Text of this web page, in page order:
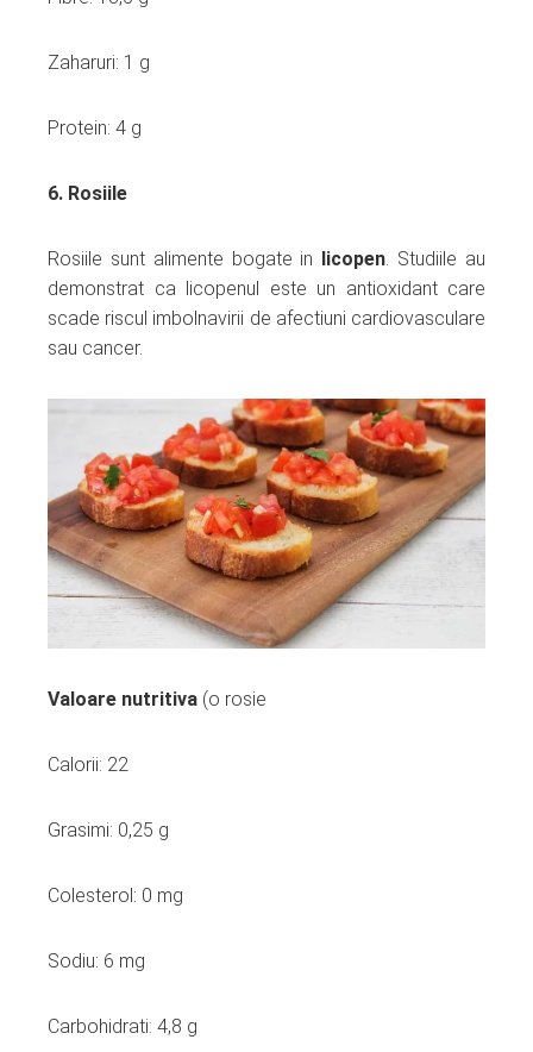
Zaharuri: 1 g
Protein: 4 g
6. Rosiile
Rosiile sunt alimente bogate in licopen. Studiile au
demonstrat ca licopenul este un antioxidant care
scade riscul imbolnavirii de afectiuni cardiovasculare
sau cancer.
Valoare nutritiva (o rosie
Calorii: 22
Grasimi: 0,25 g
Colesterol: 0 mg
Sodiu: 6 mg
Carbohidrati: 4,8 g